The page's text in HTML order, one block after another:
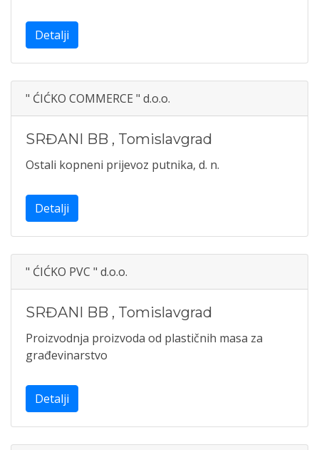
Detalji
" ĆIĆKO COMMERCE " d.o.o.
SRĐANI BB , Tomislavgrad
Ostali kopneni prijevoz putnika, d. n.
Detalji
" ĆIĆKO PVC " d.o.o.
SRĐANI BB , Tomislavgrad
Proizvodnja proizvoda od plastičnih masa za
građevinarstvo
Detalji